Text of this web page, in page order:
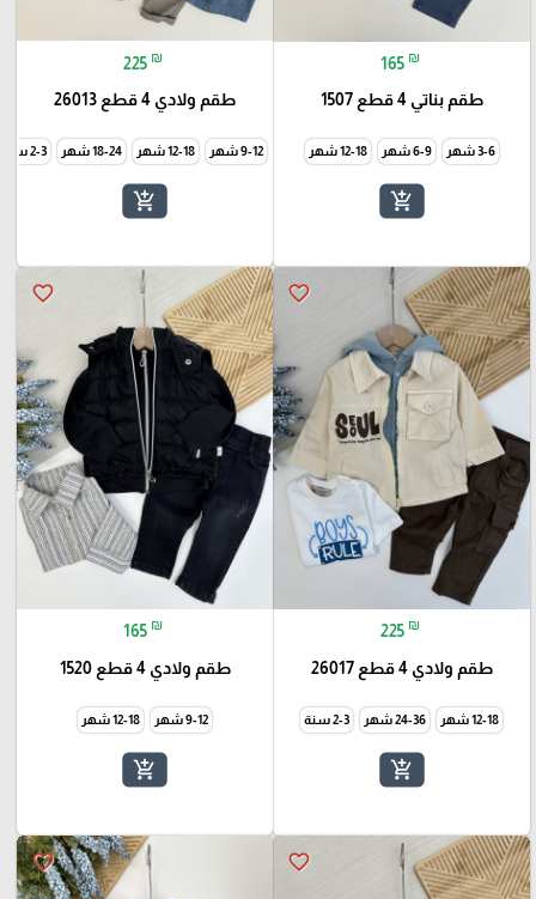
165 ₪
طقم بناتي 4 قطع 1507
3-6 شهر 6-9 شهر 12-18 شهر
add_shopping_cart
225 ₪
طقم ولادي 4 قطع 26013
9-12 شهر 12-18 شهر 18-24 شهر 2-3 سنة
add_shopping_cart
favorite_border
225 ₪
طقم ولادي 4 قطع 26017
12-18 شهر 24-36 شهر 2-3 سنة
add_shopping_cart
favorite_border
165 ₪
طقم ولادي 4 قطع 1520
9-12 شهر 12-18 شهر
add_shopping_cart
favorite_border
favorite_border